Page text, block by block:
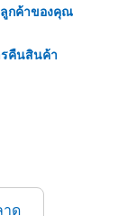
กค้าของคุณ
คืนสินค้า
าด